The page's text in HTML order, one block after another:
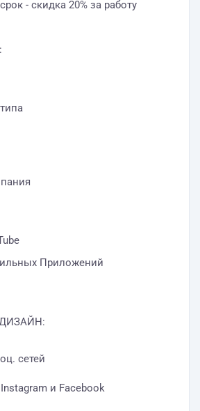
- скидка 20% за работу
Приложений
сетей
и Facebook